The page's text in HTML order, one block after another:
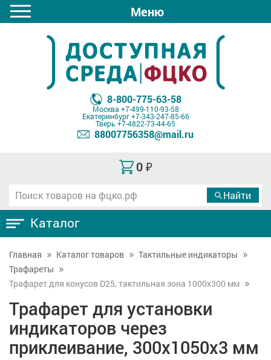
Меню
8-800-775-63-58
Москва +7-499-110-93-58
Екатеринбург+7-343-247-85-66
Тверь +7-4822-73-44-65
88007756358@mail.ru
0 ₽
Каталог
Главная Каталог товаров
Тактильные индикаторы
Трафареты
Трафарет для конусов D25, тактильная зона 1000х300 мм
Трафарет для установки
индикаторов через
приклеивание, 300x1050x3 мм